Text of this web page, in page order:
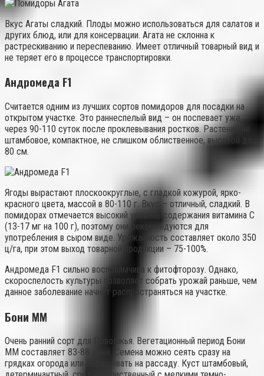
Вкус Агаты сладкий. Плоды можно использоваться для салатов и
других блюд, или для консервации. Агата не склонна к
растрескиванию и переспеванию. Имеет отличный товарный вид и
не теряет его в процессе транспортировки.
Андромеда F1
Считается одним из лучших сортов помидоров для посадки на
открытом участке. Это раннеспелый вид – он поспевает уже
через 90-110 суток после проклевывания ростков. Растение не
штамбовое, компактное, не слишком облиственное, высотой до
80 см.
Ягоды вырастают плоскоокруглые, с гладкой кожурой, ярко-
красного цвета, массой в 80-110 г. Вкус – отличный, сладкий. В
помидорах отмечается высокий уровень содержания витамина С
(13-17 мг на 100 г), поэтому они рекомендуются для
употребления в сыром виде. Урожайность составляет около 350
ц/га, при этом выход товарной продукции – 75-100%.
Андромеда F1 сильно восприимчива к фитофторозу. Однако,
скороспелость культуры позволяет собрать урожай раньше, чем
данное заболевание начнет распространяться на участке.
Бони ММ
Очень ранний сорт для Поволжья. Вегетационный период Бони
ММ составляет 83-88 дней. Семена можно сеять сразу на
грядках огорода или выращивать на рассаду. Куст штамбовый,